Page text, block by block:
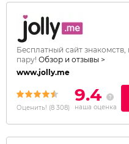
Бесплатный сайт
пару! Обзор и отзывы >
www.jolly.me
Оценить! (8 308)
9.4
наша оценка